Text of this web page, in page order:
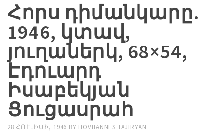
Հորս դիմանկարը.
1946, կտավ,
յուղաներկ, 68×54,
Էդուարդ
Իսաբեկյան
Ցուցասրահ
28 ՀՈՒԼԻՍԻ, 1946 BY HOVHANNES TAJIRYAN